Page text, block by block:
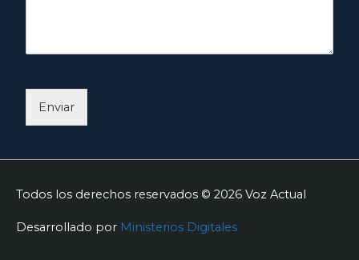
Enviar
Todos los derechos reservados © 2026 Voz Actual
Desarrollado por Ministerios Digitales